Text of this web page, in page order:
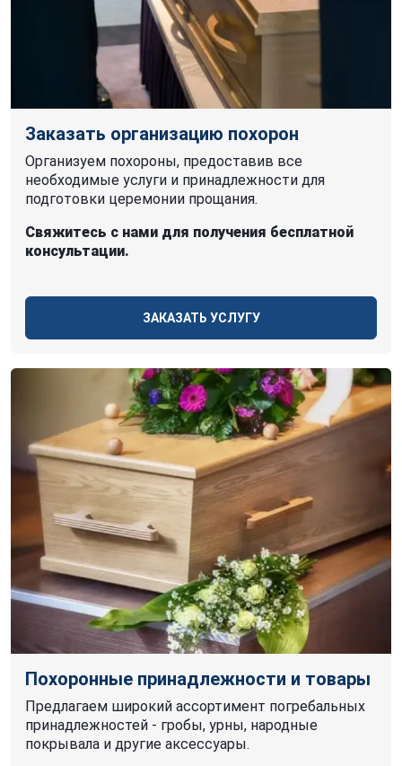
Заказать организацию похорон
Организуем похороны, предоставив все
необходимые услуги и принадлежности для
подготовки церемонии прощания.
Свяжитесь с нами для получения бесплатной
консультации.
ЗАКАЗАТЬ УСЛУГУ
Похоронные принадлежности и товары
Предлагаем широкий ассортимент погребальных
принадлежностей - гробы, урны, народные
покрывала и другие аксессуары.